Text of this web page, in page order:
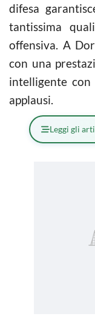
difesa
tantissima
offensiva. A
con una
intelligente
applausi.
Leggi gli